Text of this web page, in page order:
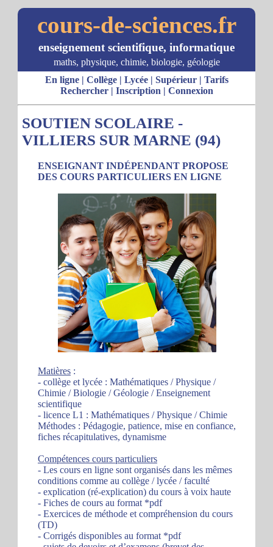
cours-de-sciences.fr
enseignement scientifique, informatique
maths, physique, chimie, biologie, géologie
En ligne| Collège| Lycée| Supérieur| Tarifs
Rechercher| Inscription | Connexion
SOUTIEN SCOLAIRE -
VILLIERS SUR MARNE (94)
ENSEIGNANT INDÉPENDANT PROPOSE
DES COURS PARTICULIERS EN LIGNE
Matières :
- collège et lycée : Mathématiques / Physique /
Chimie / Biologie / Géologie / Enseignement
scientifique
- licence L1 : Mathématiques / Physique / Chimie
Méthodes : Pédagogie, patience, mise en confiance,
fiches récapitulatives, dynamisme
Compétences cours particuliers
- Les cours en ligne sont organisés dans les mêmes
conditions comme au collège / lycée / faculté
- explication (ré-explication) du cours à voix haute
- Fiches de cours au format *pdf
- Exercices de méthode et compréhension du cours
(TD)
- Corrigés disponibles au format *pdf